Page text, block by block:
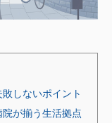
しないポイント
院が揃う生活拠点